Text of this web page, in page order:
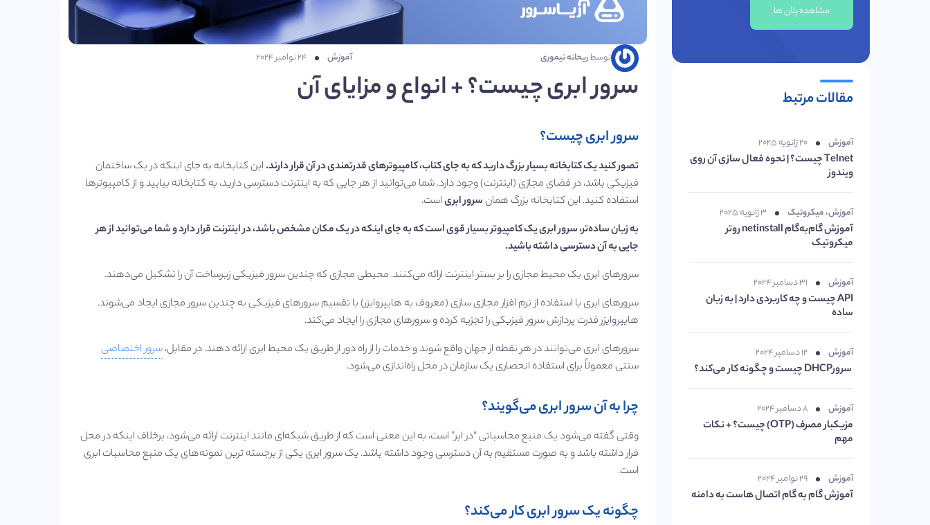
مشاهده پلان ها
مقالات مرتبط
آموزش ۲۰ ژانویه ۲۰۲۵
Telnet چیست؟ | نحوه فعال سازی آن روی
ویندوز
آموزش،میکروتیک ۳ ژانویه ۲۰۲۵
آموزش گام‌به‌گام netinstall روتر
میکروتیک
آموزش ۳۱ دسامبر ۲۰۲۴
API چیست و چه کاربردی دارد | به زبان
ساده
آموزش ۱۲ دسامبر ۲۰۲۴
سرورDHCP چیست و چگونه کار می‌کند؟
آموزش ۸ دسامبر ۲۰۲۴
مزیکبار مصرف (OTP) چیست؟ + نکات
مهم
آموزش ۲۹ نوامبر ۲۰۲۴
آموزش گام به گام اتصال هاست به دامنه
توسطریحانه تیموری آموزش ۲۴ نوامبر ۲۰۲۴
سرور ابری چیست؟ + انواع و مزایای آن
سرور ابری چیست؟
تصور کنید یک کتابخانه بسیار بزرگ دارید که به جای کتاب، کامپیوترهای قدرتمندی در آن قرار دارند. این کتابخانه به جای اینکه در یک ساختمان
فیزیکی باشد، در فضای مجازی (اینترنت) وجود دارد. شما می‌توانید از هر جایی که به اینترنت دسترسی دارید، به کتابخانه بیایید و از کامپیوترها
استفاده کنید. این کتابخانه بزرگ همانسرور ابریاست.
به زبان ساده‌تر، سرور ابری یک کامپیوتر بسیار قوی است که به جای اینکه در یک مکان مشخص باشد، در اینترنت قرار دارد و شما می‌توانید از هر
جایی به آن دسترسی داشته باشید.
سرورهای ابری یک محیط مجازی را بر بستر اینترنت ارائه می‌کنند. محیطی مجازی که چندین سرور فیزیکی زیرساخت آن را تشکیل می‌دهند.
سرورهای ابری با استفاده از نرم افزار مجازی سازی (معروف به هایپروایزر) با تقسیم سرورهای فیزیکی به چندین سرور مجازی ایجاد می‌شوند.
هایپروایزر قدرت پردازش سرور فیزیکی را تجزیه کرده و سرورهای مجازی را ایجاد می‌کند.
سرورهای ابری می‌توانند در هر نقطه از جهان واقع شوند و خدمات را از راه دور از طریق یک محیط ابری ارائه دهند. در مقابل،سرور اختصاصی
سنتی معمولاً برای استفاده انحصاری یک سازمان در محل راه‌اندازی می‌شود.
چرا به آن سرور ابری می‌گویند؟
وقتی گفته می‌شود یک منبع محاسباتی “در ابر” است، به این معنی است که از طریق شبکه‌ای مانند اینترنت ارائه می‌شود، برخلاف اینکه در محل
قرار داشته باشد و به صورت مستقیم به آن دسترسی وجود داشته باشد. یک سرور ابری یکی از برجسته‌ ترین نمونه‌های یک منبع محاسبات ابری
است.
چگونه یک سرور ابری کار می‌کند؟